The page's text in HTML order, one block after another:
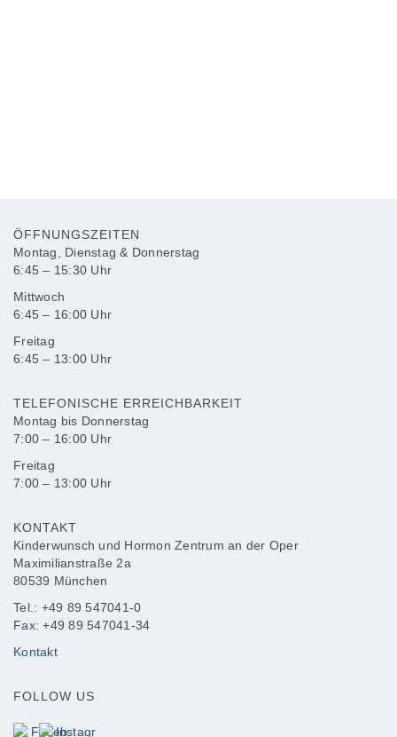
Dr. med. Isabelle Anders
ÖFFNUNGSZEITEN
Montag, Dienstag & Donnerstag
6:45 – 15:30 Uhr
Mittwoch
6:45 – 16:00 Uhr
Freitag
6:45 – 13:00 Uhr
TELEFONISCHE ERREICHBARKEIT
Montag bis Donnerstag
7:00 – 16:00 Uhr
Freitag
7:00 – 13:00 Uhr
KONTAKT
Kinderwunsch und Hormon Zentrum an der Oper
Maximilianstraße 2a
80539 München
Tel.: +49 89 547041-0
Fax: +49 89 547041-34
Kontakt
FOLLOW US